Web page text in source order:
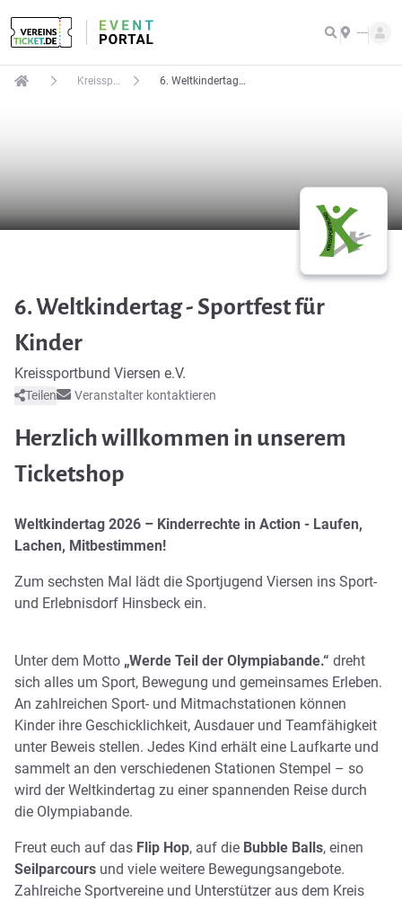
---
Kreissportbund Viersen e.V. 6. Weltkindertag - Sportfest für Kinder
6. Weltkindertag - Sportfest für
Kinder
Kreissportbund Viersen e.V.
Teilen Veranstalter kontaktieren
Herzlich willkommen in unserem
Ticketshop
Weltkindertag 2026 – Kinderrechte in Action - Laufen,
Lachen, Mitbestimmen!
Zum sechsten Mal lädt die Sportjugend Viersen ins Sport-
und Erlebnisdorf Hinsbeck ein.
Unter dem Motto „Werde Teil der Olympiabande.“ dreht
sich alles um Sport, Bewegung und gemeinsames Erleben.
An zahlreichen Sport- und Mitmachstationen können
Kinder ihre Geschicklichkeit, Ausdauer und Teamfähigkeit
unter Beweis stellen. Jedes Kind erhält eine Laufkarte und
sammelt an den verschiedenen Stationen Stempel – so
wird der Weltkindertag zu einer spannenden Reise durch
die Olympiabande.
Freut euch auf das Flip Hop, auf die Bubble Balls, einen
Seilparcours und viele weitere Bewegungsangebote.
Zahlreiche Sportvereine und Unterstützer aus dem Kreis